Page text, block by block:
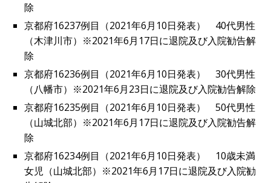
除
京都府16237例目（2021年6月10日発表） 40代男性
（木津川市）※2021年6月17日に退院及び入院勧告解
除
京都府16236例目（2021年6月10日発表） 30代男性
（八幡市）※2021年6月23日に退院及び入院勧告解除
京都府16235例目（2021年6月10日発表） 50代男性
（山城北部）※2021年6月17日に退院及び入院勧告解
除
京都府16234例目（2021年6月10日発表） 10歳未満
女児（山城北部）※2021年6月17日に退院及び入院勧